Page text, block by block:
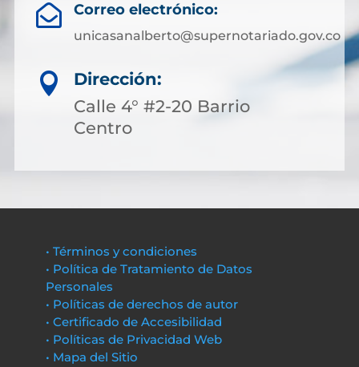
 Correo electrónico:
unicasanalberto@supernotariado.gov.co

Dirección:
Calle 4° #2-20 Barrio
Centro
• Términos y condiciones
• Política de Tratamiento de Datos
Personales
• Políticas de derechos de autor
• Certificado de Accesibilidad
• Políticas de Privacidad Web
• Mapa del Sitio